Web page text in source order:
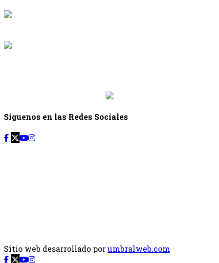
Síguenos en las Redes Sociales
Sitio web desarrollado porumbralweb.com